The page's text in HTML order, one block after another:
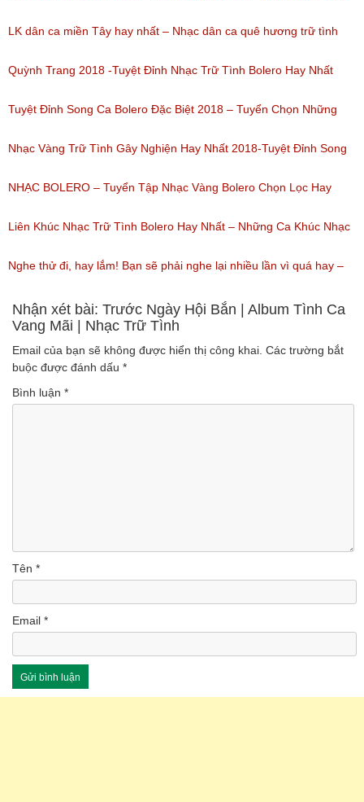
Bolero
(Lượt nghe: 80)
LK dân ca miền Tây hay nhất – Nhạc dân ca quê hương trữ tình
miền tây hay nhất
(Lượt nghe: 184)
Quỳnh Trang 2018 -Tuyệt Đỉnh Nhạc Trữ Tình Bolero Hay Nhất
Của Quỳnh Trang 2018
(Lượt nghe: 155)
Tuyệt Đỉnh Song Ca Bolero Đặc Biệt 2018 – Tuyển Chọn Những
Bài Hát Song Ca Nhạc Vàng Bolero Hay Nhất
(Lượt nghe: 218)
Nhạc Vàng Trữ Tình Gây Nghiện Hay Nhất 2018-Tuyệt Đỉnh Song
Ca Thiên Quang Quỳnh Trang Ngọt Ngào
(Lượt nghe: 219)
NHẠC BOLERO – Tuyển Tập Nhạc Vàng Bolero Chọn Lọc Hay
Nhất / Tuyệt Đỉnh Bolero
(Lượt nghe: 99)
Liên Khúc Nhạc Trữ Tình Bolero Hay Nhất – Những Ca Khúc Nhạc
Vàng Trữ Tình Hay Nhất 2018
(Lượt nghe: 75)
Nghe thử đi, hay lắm! Bạn sẽ phải nghe lại nhiều lần vì quá hay –
Nhạc miền Tây đặc sắc
(Lượt nghe: 46)
Nhận xét bài: Trước Ngày Hội Bắn | Album Tình Ca
Vang Mãi | Nhạc Trữ Tình
Email của bạn sẽ không được hiển thị công khai. Các trường bắt
buộc được đánh dấu *
Bình luận *
Tên *
Email *